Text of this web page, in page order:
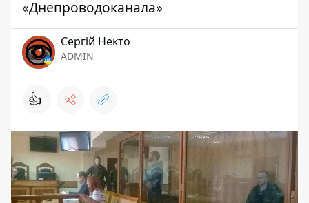
«Днепроводоканала»
Сергій Некто
ADMIN
👍